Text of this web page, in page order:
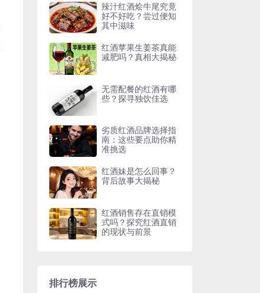
辣汁红酒烩牛尾究竟
好不好吃？尝过便知
其中滋味
红酒苹果生姜茶真能
减肥吗？真相大揭秘
无需配餐的红酒有哪
些？探寻独饮佳选
劣质红酒品牌选择指
南：这些要点助你精
准挑选
红酒妹是怎么回事？
背后故事大揭秘
红酒销售存在直销模
式吗？探究红酒直销
的现状与前景
排行榜展示